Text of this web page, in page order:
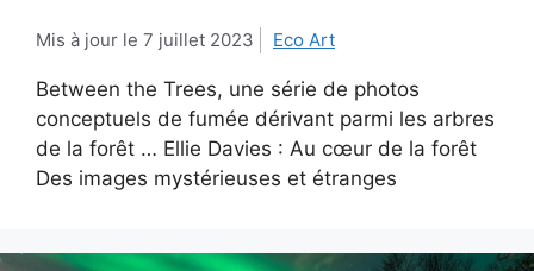
7 juillet 2023 Eco Art
Between the Trees, une série de photos
conceptuels de fumée dérivant parmi les arbres
de la forêt … Ellie Davies : Au cœur de la forêt
Des images mystérieuses et étranges